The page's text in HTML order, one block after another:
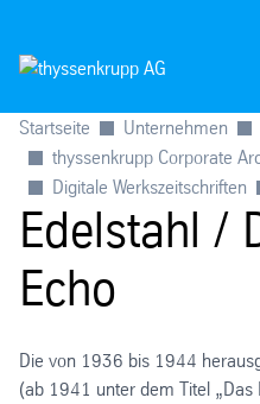
Startseite Unternehmen
thyssenkrupp Corporate
Digitale Werkszeitschriften
Edelstahl /
Echo
Die von 1936 bis 1944
(ab 1941 unter dem Titel „Das